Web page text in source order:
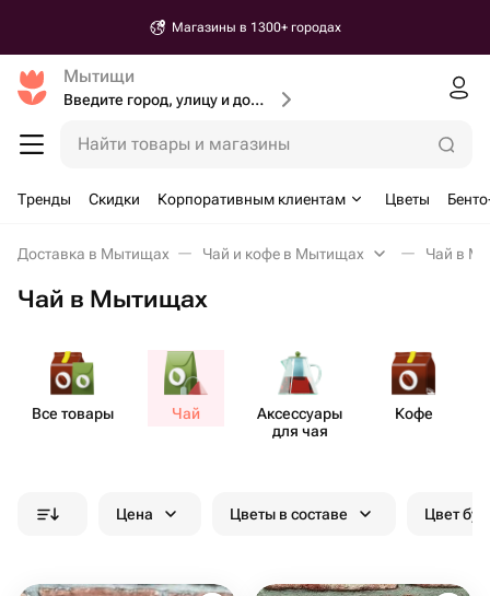
Мытищи
Введите город, улицу и дом доставки
Найти товары и магазины
Тренды Скидки Корпоративным клиентам Цветы
Доставка в Мытищах Чай и кофе в Мытищах Чай в
Чай в Мытищах
Все товары Чай
Аксе​ссуары
для чая
Кофе
Цена Цветы в составе Цвет